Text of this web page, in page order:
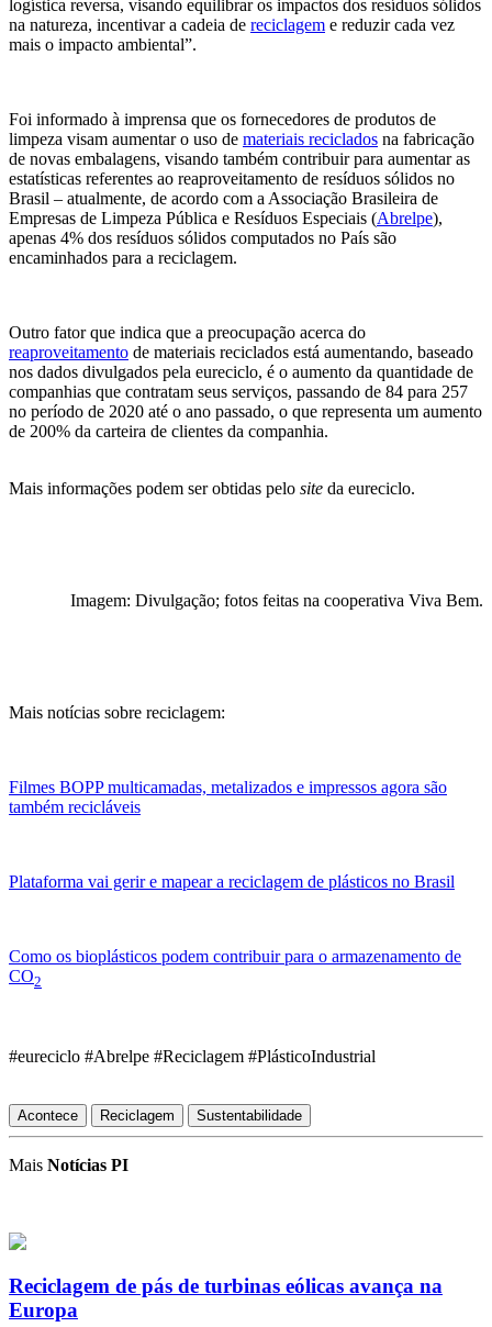
logística reversa, visando equilibrar os impactos dos resíduos sólidos
na natureza, incentivar a cadeia de reciclagem e reduzir cada vez
mais o impacto ambiental”.
Foi informado à imprensa que os fornecedores de produtos de
limpeza visam aumentar o uso de materiais reciclados na fabricação
de novas embalagens, visando também contribuir para aumentar as
estatísticas referentes ao reaproveitamento de resíduos sólidos no
Brasil – atualmente, de acordo com a Associação Brasileira de
Empresas de Limpeza Pública e Resíduos Especiais (Abrelpe),
apenas 4% dos resíduos sólidos computados no País são
encaminhados para a reciclagem.
Outro fator que indica que a preocupação acerca do
reaproveitamento de materiais reciclados está aumentando, baseado
nos dados divulgados pela eureciclo, é o aumento da quantidade de
companhias que contratam seus serviços, passando de 84 para 257
no período de 2020 até o ano passado, o que representa um aumento
de 200% da carteira de clientes da companhia.
Mais informações podem ser obtidas pelo site da eureciclo.
Imagem: Divulgação; fotos feitas na cooperativa Viva Bem.
Mais notícias sobre reciclagem:
Filmes BOPP multicamadas, metalizados e impressos agora são
também recicláveis
Plataforma vai gerir e mapear a reciclagem de plásticos no Brasil
Como os bioplásticos podem contribuir para o armazenamento de
CO2
#eureciclo #Abrelpe #Reciclagem #PlásticoIndustrial
Acontece Reciclagem Sustentabilidade
Mais Notícias PI
Reciclagem de pás de turbinas eólicas avança na
Europa